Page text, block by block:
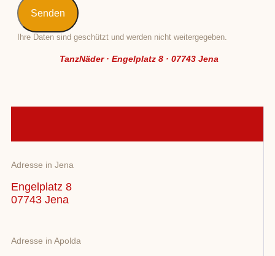
Senden
Ihre Daten sind geschützt und werden nicht weitergegeben.
TanzNäder · Engelplatz 8 · 07743 Jena
Adresse in Jena
Engelplatz 8
07743 Jena
Adresse in Apolda